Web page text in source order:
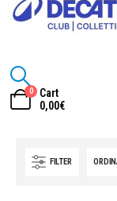
0
Cart
0,00€
FILTER